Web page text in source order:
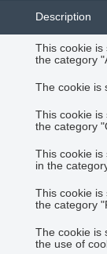
Description
This cookie is
the category
The cookie is
This cookie is
the category
This cookie is
in the
This cookie is
the category
The cookie is
the use of